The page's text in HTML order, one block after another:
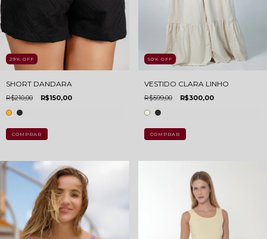
29% OFF
SHORT DANDARA
R$210,00 R$150,00
COMPRAR
50% OFF
VESTIDO CLARA LINHO
R$599,00 R$300,00
COMPRAR